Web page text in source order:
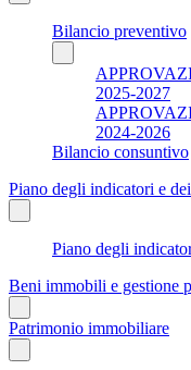
Bilancio preventivo
2025-2027
2024-2026
Bilancio consuntivo
Piano degli indicatori e
Piano degli
Beni immobili e gestione
Patrimonio immobiliare